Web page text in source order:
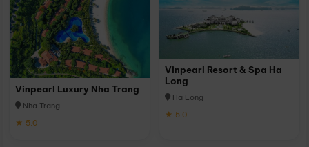
Vinpearl Luxury Nha Trang
Nha Trang
★ 5.0
Vinpearl Resort & Spa Ha
Long
Hạ Long
★ 5.0